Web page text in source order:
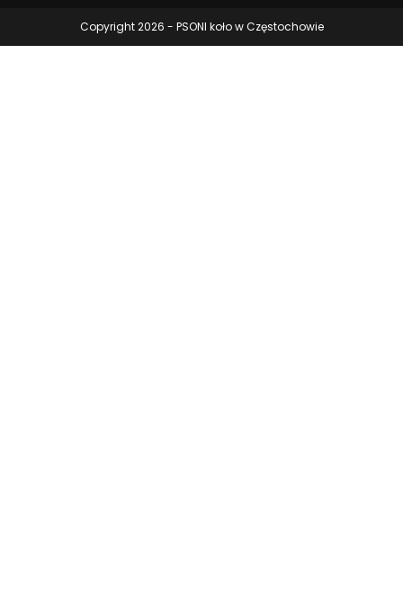
Copyright 2026 - PSONI koło w Częstochowie